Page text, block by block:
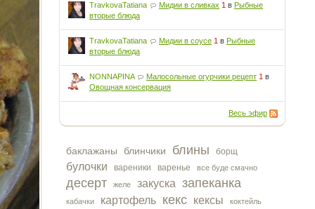
TravkovaTatiana Мидии в сливках 1 вРыбные
вторые блюда
TravkovaTatiana Мидии в соусе 1 вРыбные
вторые блюда
NONNAPINA Малосольные огурчики рецепт 1 в
Овощная консервация
Весь эфир
баклажаны блинчики блины борщ
булочки вареники варенье все буде смачно
десерт желе закуска запеканка
кабачки картофель кекс кексы коктейль